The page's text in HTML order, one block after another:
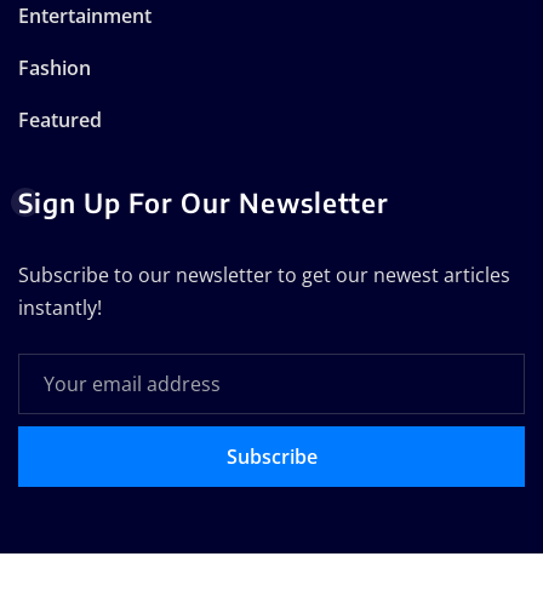
Entertainment
Fashion
Featured
Sign Up For Our Newsletter
Subscribe to our newsletter to get our newest articles
instantly!
Subscribe